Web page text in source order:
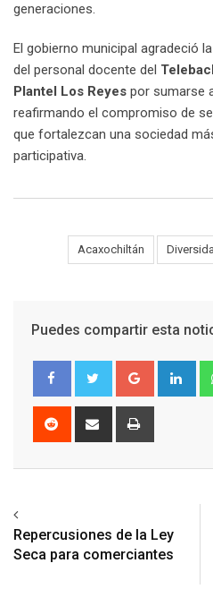
generaciones.
El gobierno municipal agradeció
del personal docente del
Plantel Los Reyes por sumarse
reafirmando el compromiso de
que fortalezcan una sociedad
participativa.
Acaxochiltán
Puedes compartir esta
Google+
Reddit
Share
Repercusiones de la Ley
Seca para comerciantes